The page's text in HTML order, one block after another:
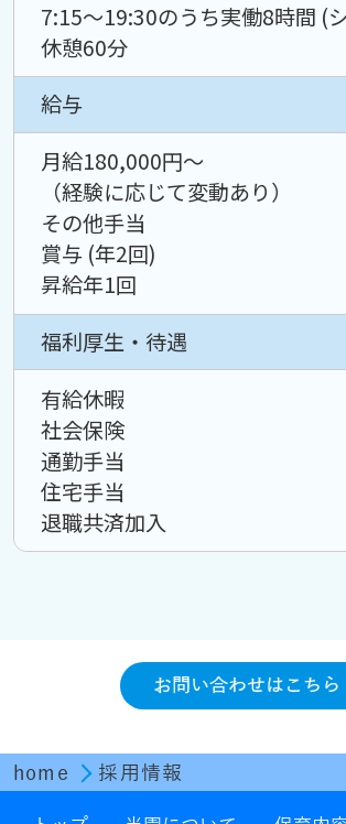
7:15〜19:30のうち実働8時間 (
休憩60分
給与
月給180,000円〜
（経験に応じて変動あり）
その他手当
賞与 (年2回)
昇給年1回
福利厚生・待遇
有給休暇
社会保険
通勤手当
住宅手当
退職共済加入
お問い合わせはこちら
home 採用情報